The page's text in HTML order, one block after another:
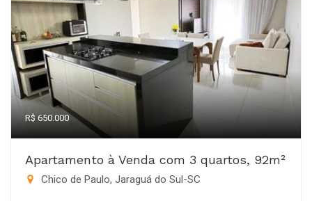
R$ 650.000
Apartamento à Venda com 3 quartos, 92m²
Chico de Paulo, Jaraguá do Sul-SC